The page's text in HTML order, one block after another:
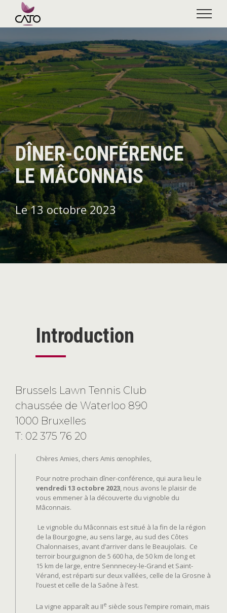
content
DÎNER-CONFÉRENCE
LE MÂCONNAIS
Le 13 octobre 2023
Introduction
Brussels Lawn Tennis Club
chaussée de Waterloo 890
1000 Bruxelles
T: 02 375 76 20
Chères Amies, chers Amis œnophiles,
Pour notre prochain dîner-conférence, qui aura lieu le
vendredi 13 octobre 2023, nous avons le plaisir de
vous emmener à la découverte du vignoble du
Mâconnais.
Le vignoble du Mâconnais est situé à la fin de la région
de la Bourgogne, au sens large, au sud des Côtes
Chalonnaises, avant d’arriver dans le Beaujolais. Ce
terroir bourguignon de 5 600 ha, de 50 km de long et
15 km de large, entre Sennnecey-le-Grand et Saint-
Vérand, est réparti sur deux vallées, celle de la Grosne à
l’ouest et celle de la Saône à l’est.
La vigne apparaît au IIe siècle sous l’empire romain, mais